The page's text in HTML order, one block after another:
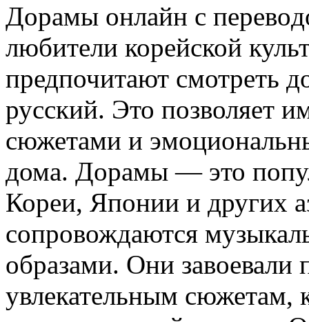
Дoрaмы oнлaйн с
любители корейской
предпочитают смотреть
русский. Это позволяет
сюжетами и
дома. Дорамы — это
Кореи, Японии и других
сопровождаются
образами. Они завоевали
увлекательным сюжетам,